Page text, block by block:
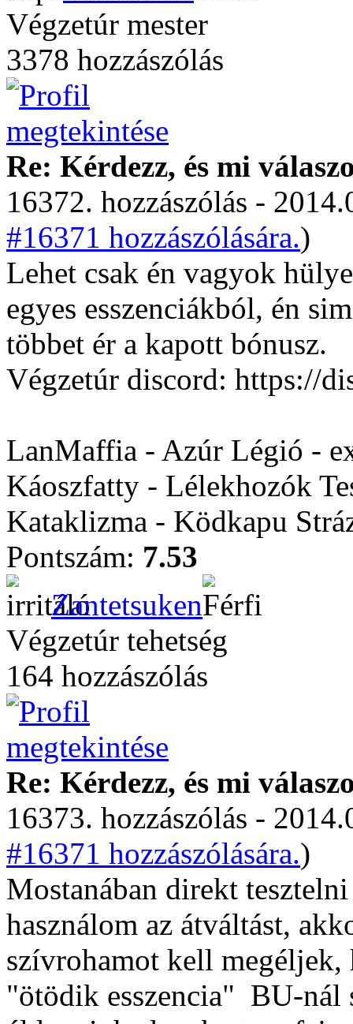
Végzetúr mester
3378 hozzászólás
Re: Kérdezz, és mi
16372. hozzászólás -
#16371 hozzászólására.)
Lehet csak én vagyok
egyes esszenciákból, én
többet ér a kapott bónusz.
Végzetúr discord: https://
LanMaffia - Azúr Légió -
Káoszfatty - Lélekhozók
Kataklizma - Ködkapu
Pontszám: 7.53
Zantetsuken
Végzetúr tehetség
164 hozzászólás
Re: Kérdezz, és mi
16373. hozzászólás -
#16371 hozzászólására.)
Mostanában direkt
használom az átváltást,
szívrohamot kell
"ötödik esszencia" BU-nál